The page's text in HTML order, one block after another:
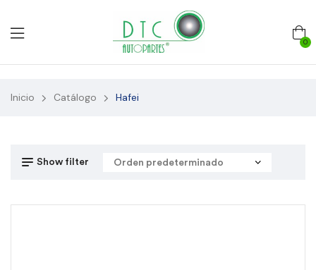
0
Inicio Catálogo Hafei
Show filter